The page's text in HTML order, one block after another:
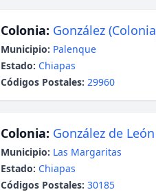
Colonia: González
Municipio: Palenque
Estado: Chiapas
Códigos Postales: 29960
Colonia: González de
Municipio: Las Margaritas
Estado: Chiapas
Códigos Postales: 30185